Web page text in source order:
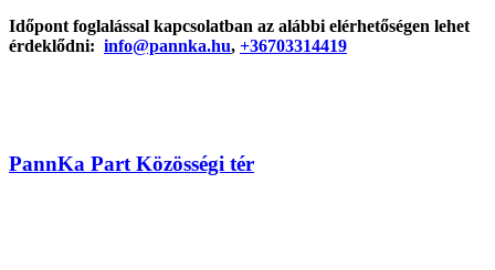
Időpont foglalással kapcsolatban az alábbi elérhetőségen lehet
érdeklődni: info@pannka.hu, +36703314419
PannKa Part Közösségi tér